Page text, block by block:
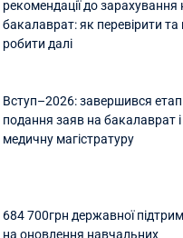
рекомендації до зарахування
бакалаврат: як перевірити
робити далі
Вступ–2026: завершився етап
подання заяв на бакалаврат і
медичну магістратуру
684 700грн державної
на оновлення навчальних